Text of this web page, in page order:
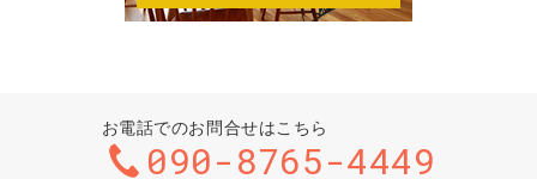
お電話でのお問合せはこちら
090-8765-4449